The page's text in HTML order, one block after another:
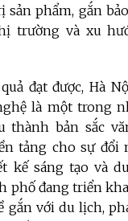
sản phẩm, gắn
trường và xu
đạt được, Hà
là một trong
thành bản sắc
tảng cho sự đổi
kế sáng tạo và
phố đang triển
gắn với du lịch,